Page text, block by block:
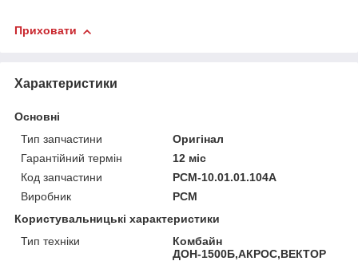
Приховати
Характеристики
Основні
Тип запчастини
Оригінал
Гарантійний термін
12 міс
Код запчастини
РСМ-10.01.01.104А
Виробник
РСМ
Користувальницькі характеристики
Тип техніки
Комбайн
ДОН-1500Б,АКРОС,ВЕКТОР